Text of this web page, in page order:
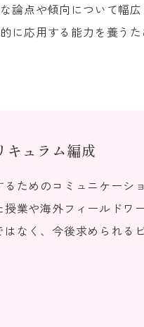
点や傾向について幅広
に応用する能力を養う
キュラム編成
ためのコミュニケーショ
業や海外フィールドワ
なく、今後求められる